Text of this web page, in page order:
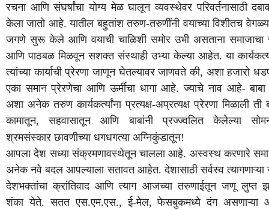
रचना आणि संघर्षांचा योग्य मेळ घालून व्यवस्थेवर परिवर्तनासाठी
केला जातो आहे.यातील बहुतांश तरुण-तरुणींनी वयाच्या विशीतच
जगणे सुरू केले आणि वयाची चाळिशी समोर उभी असताना समाजाचा
आणि पाठबळ मिळवून सशक्त संस्थाही उभ्या केल्या आहेत.या
त्यांच्या कार्याची प्रेरणा जाणून घेतल्यावर जाणवते की, अशा हजारो
एका समान प्रेरणेचा आणि ऊर्मीचा धागा आहे.ज्याचे नाव आहे-बाबा
अशा अनेक तरुण कार्यकर्त्यांना प्रत्यक्ष-अप्रत्यक्ष प्रेरणा मिळाली ती
कामातून,सहवासातून आणि बाबांनी प्रज्ज्वलित केलेल्या
श्रमसंस्कार छावणीच्या धगधगत्या अग्निकुंडातून!
आपला देश सध्या संक्रमणावस्थेतून चालला आहे. अस्वस्थ करणारे
अनेक नवे बदल आपल्याला सतावत आहेत.देशासाठी सर्वस्व त्यागणाऱ्या
देशभक्तांचा क्रांतिवाद आणि त्याग आजच्या तरुणाईतून जणू लुप्त
शंका येते.सतत एस.एम.एस.,ई-मेल,फेसबुकमध्ये दंग असणाऱ्या